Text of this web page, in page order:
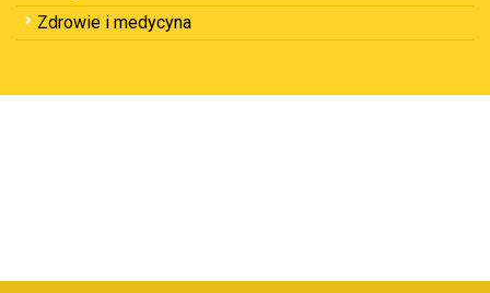
Zdrowie i medycyna